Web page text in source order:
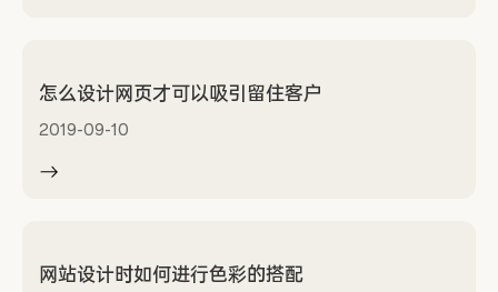
怎么设计网页才可以吸引留住客户
2019-09-10
网站设计时如何进行色彩的搭配